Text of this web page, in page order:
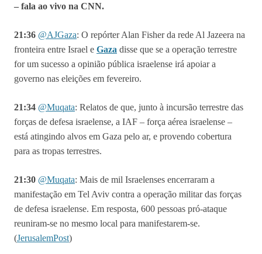
– fala ao vivo na CNN.
21:36 @AJGaza: O repórter Alan Fisher da rede Al Jazeera na
fronteira entre Israel e Gaza disse que se a operação terrestre
for um sucesso a opinião pública israelense irá apoiar a
governo nas eleições em fevereiro.
21:34 @Muqata: Relatos de que, junto à incursão terrestre das
forças de defesa israelense, a IAF – força aérea israelense –
está atingindo alvos em Gaza pelo ar, e provendo cobertura
para as tropas terrestres.
21:30 @Muqata: Mais de mil Israelenses encerraram a
manifestação em Tel Aviv contra a operação militar das forças
de defesa israelense. Em resposta, 600 pessoas pró-ataque
reuniram-se no mesmo local para manifestarem-se.
(JerusalemPost)